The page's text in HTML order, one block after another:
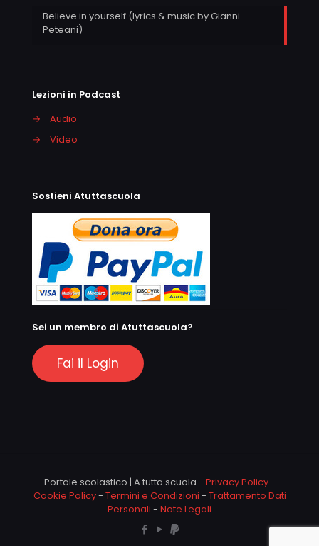
Believe in yourself (lyrics & music by Gianni
Peteani)
Lezioni in Podcast
→
Audio
→
Video
Sostieni Atuttascuola
Sei un membro di Atuttascuola?
Fai il Login
Portale scolastico | A tutta scuola - Privacy Policy-
Cookie Policy- Termini e Condizioni - Trattamento Dati
Personali - Note Legali